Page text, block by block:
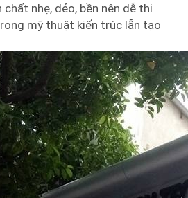
nhẹ, dẻo, bền nên dễ thi
mỹ thuật kiến trúc lẫn tạo